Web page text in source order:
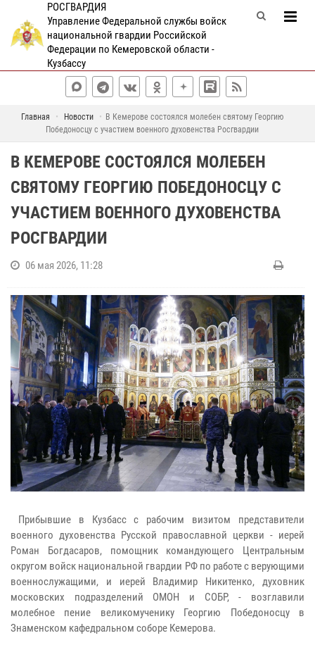
РОСГВАРДИЯ
Управление Федеральной службы войск
национальной гвардии Российской
Федерации по Кемеровской области -
Кузбассу
Главная Новости
В Кемерове состоялся молебен святому Георгию
Победоносцу с участием военного духовенства Росгвардии
В КЕМЕРОВЕ СОСТОЯЛСЯ МОЛЕБЕН
СВЯТОМУ ГЕОРГИЮ ПОБЕДОНОСЦУ С
УЧАСТИЕМ ВОЕННОГО ДУХОВЕНСТВА
РОСГВАРДИИ
06 мая 2026, 11:28
Прибывшие в Кузбасс с рабочим визитом представители
военного духовенства Русской православной церкви - иерей
Роман Богдасаров, помощник командующего Центральным
округом войск национальной гвардии РФ по работе с верующими
военнослужащими, и иерей Владимир Никитенко, духовник
московских подразделений ОМОН и СОБР, - возглавили
молебное пение великомученику Георгию Победоносцу в
Знаменском кафедральном соборе Кемерова.